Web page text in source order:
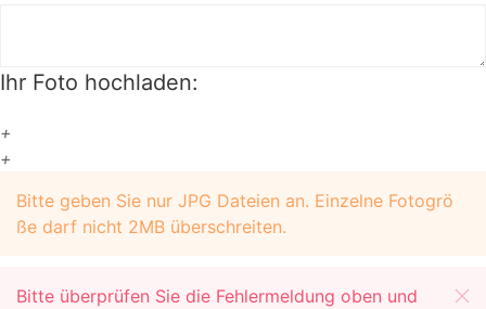
Ihr Foto hochladen:
+
+
Bitte geben Sie nur JPG Dateien an. Einzelne Fotogrö
ße darf nicht 2MB überschreiten.
Bitte überprüfen Sie die Fehlermeldung oben und